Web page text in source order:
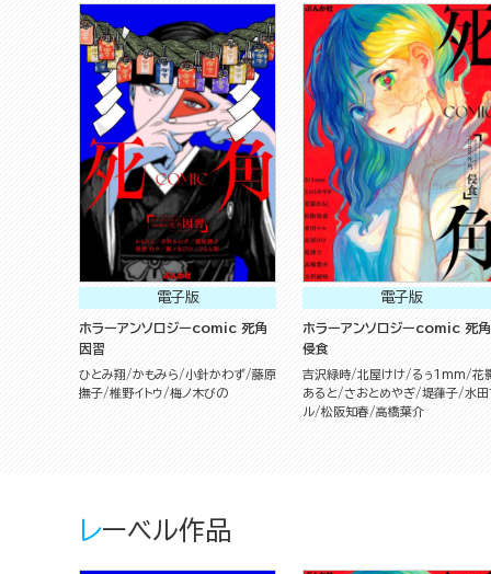
電子版
ホラーアンソロジーcomic 死角
因習
ひとみ翔 かもみら 小針かわず 藤原
撫子 椎野イトウ 梅ノ木びの
電子版
ホラーアンソロジーcomic 死角
侵食
吉沢緑時 北屋けけ るぅ1mm
花
あると
さおとめやぎ 堤葎子 水田
ル 松阪知春 高橋葉介
レーベル作品